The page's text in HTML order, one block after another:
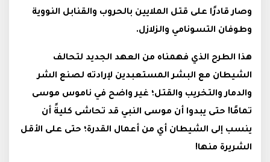
وصار قادرًا على قتل الملايين بالحروب والقنابل النووية
وطوفان التسونامي والزلازل.
هذا الطرح الذي فهمناه من العهد الجديد لتحالف
الشيطان مع البشر المستعبدين لإرادته لصنع الشر
والدمار والتخريب والقتل؛ غير واضح في ناموس موسى
تمامًا! حتى يبدوا أن موسى النبي قد تحاشى كليةً أن
ينسب إلى الشيطان أي من أعمال القدرة؛ حتى على الأقل
الشريرة منها!